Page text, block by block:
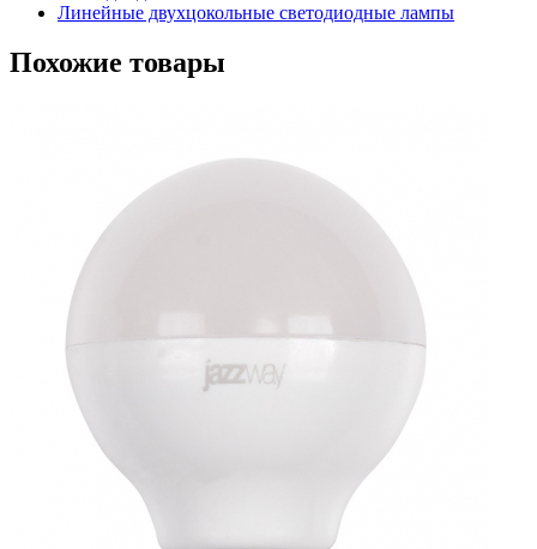
Линейные двухцокольные светодиодные лампы
Похожие товары